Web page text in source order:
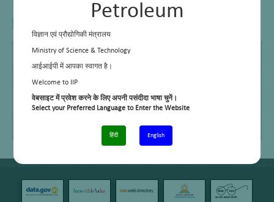
Petroleum
विज्ञान एवं प्रौद्योगिकी मंत्रालय
Ministry of Science & Technology
आईआईपी में आपका स्वागत है।
Welcome to IIP
वेबसाइट में प्रवेश करने के लिए अपनी पसंदीदा भाषा चुनें।
Select your Preferred Language to Enter the Website
हिंदी English
–
Telephone No. +91 – 135 2525939